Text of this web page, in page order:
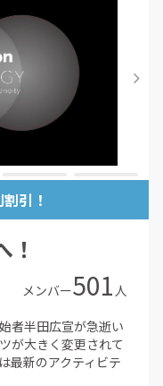
引！
メンバー501 人
者半田広宣が急逝い
が大きく変更されて
最新のアクティビテ